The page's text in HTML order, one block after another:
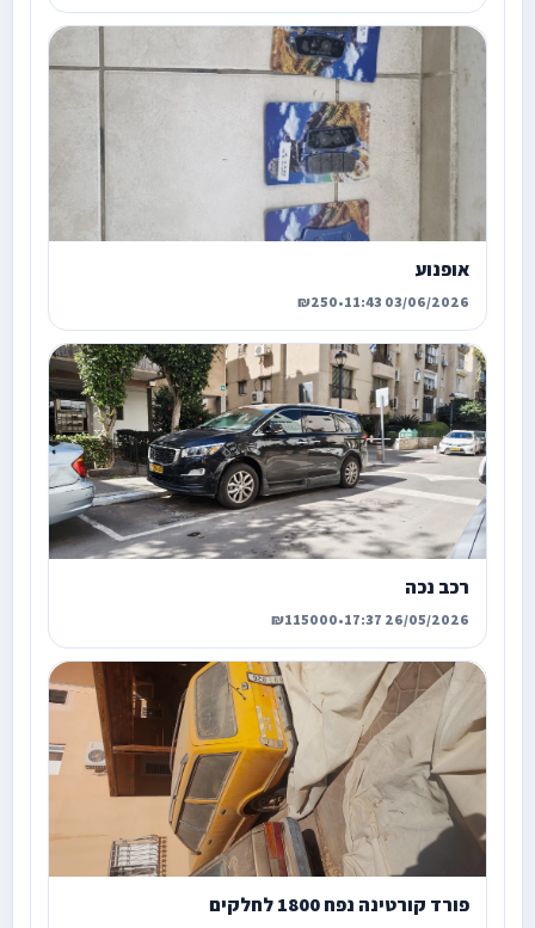
אופנוע
03/06/2026 11:43
•
₪250
רכב נכה
26/05/2026 17:37
•
₪115000
פורד קורטינה נפח 1800 לחלקים